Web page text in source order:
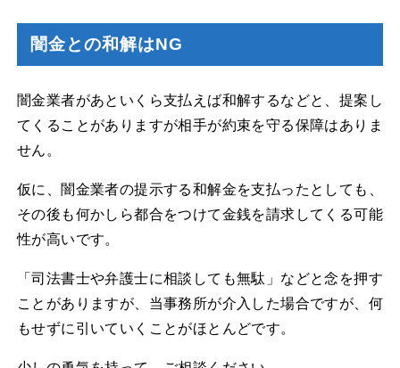
闇金との和解はNG
闇金業者があといくら支払えば和解するなどと、提案し
てくることがありますが相手が約束を守る保障はありま
せん。
仮に、闇金業者の提示する和解金を支払ったとしても、
その後も何かしら都合をつけて金銭を請求してくる可能
性が高いです。
「司法書士や弁護士に相談しても無駄」などと念を押す
ことがありますが、当事務所が介入した場合ですが、何
もせずに引いていくことがほとんどです。